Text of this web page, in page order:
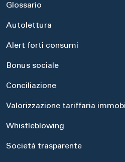
Glossario
Autolettura
Alert forti consumi
Bonus sociale
Conciliazione
Valorizzazione tariffaria
Whistleblowing
Società trasparente